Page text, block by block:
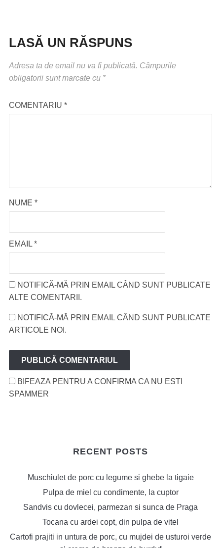
LASĂ UN RĂSPUNS
Adresa ta de email nu va fi publicată. Câmpurile
obligatorii sunt marcate cu *
COMENTARIU *
NUME *
EMAIL *
NOTIFICĂ-MĂ PRIN EMAIL CÂND SUNT PUBLICATE
ALTE COMENTARII.
NOTIFICĂ-MĂ PRIN EMAIL CÂND SUNT PUBLICATE
ARTICOLE NOI.
BIFEAZA PENTRU A CONFIRMA CA NU ESTI
SPAMMER
RECENT POSTS
Muschiulet de porc cu legume si ghebe la tigaie
Pulpa de miel cu condimente, la cuptor
Sandvis cu dovlecei, parmezan si sunca de Praga
Tocana cu ardei copt, din pulpa de vitel
Cartofi prajiti in untura de porc, cu mujdei de usturoi verde